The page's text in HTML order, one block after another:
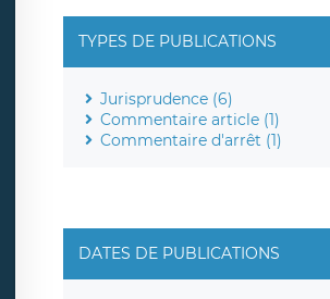
TYPES DE PUBLICATIONS
Jurisprudence (6)
Commentaire article (1)
Commentaire d'arrêt (1)
DATES DE PUBLICATIONS